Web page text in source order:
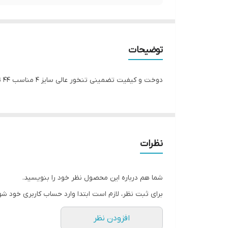
توضیحات
دوخت و کیفیت تضمینی تنخور عالی سایز ۴ مناسب ۴۴ تا ۴۸ سایز ۵ مناسب ۵۰ تا ۵۶ جنس کرپ حریر اعلا رنگ : تصویر کاتالوگ ارسال فوری
نظرات
شما هم درباره این محصول نظر خود را بنویسید.
برای ثبت نظر، لازم است ابتدا وارد حساب کاربری خود
افزودن نظر